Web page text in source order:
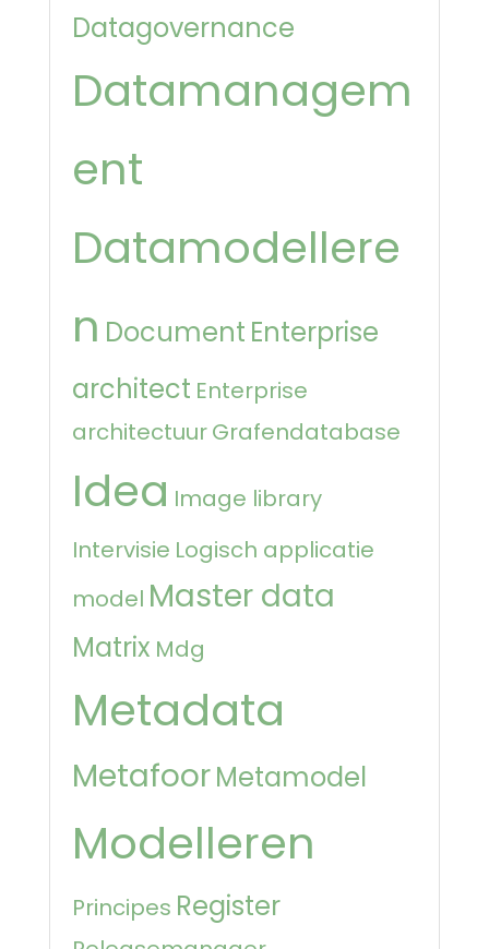
Datagovernance
Datamanagem
ent
Datamodellere
n Document Enterprise
architect Enterprise
architectuurGrafendatabase
Idea Image library
Intervisie Logisch applicatie
model Master data
Matrix Mdg
Metadata
MetafoorMetamodel
Modelleren
Principes Register